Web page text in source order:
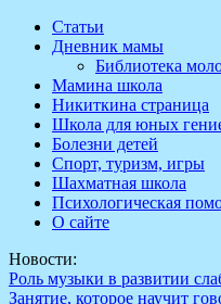
Перейти
содержимому
Статьи
Дневник мамы
Библиотека
Мамина школа
Никиткина страница
Школа для юных
Болезни детей
Спорт, туризм, игры
Шахматная школа
Психологическая
О сайте
Новости:
Роль музыки в развитии
Занятие, которое научит